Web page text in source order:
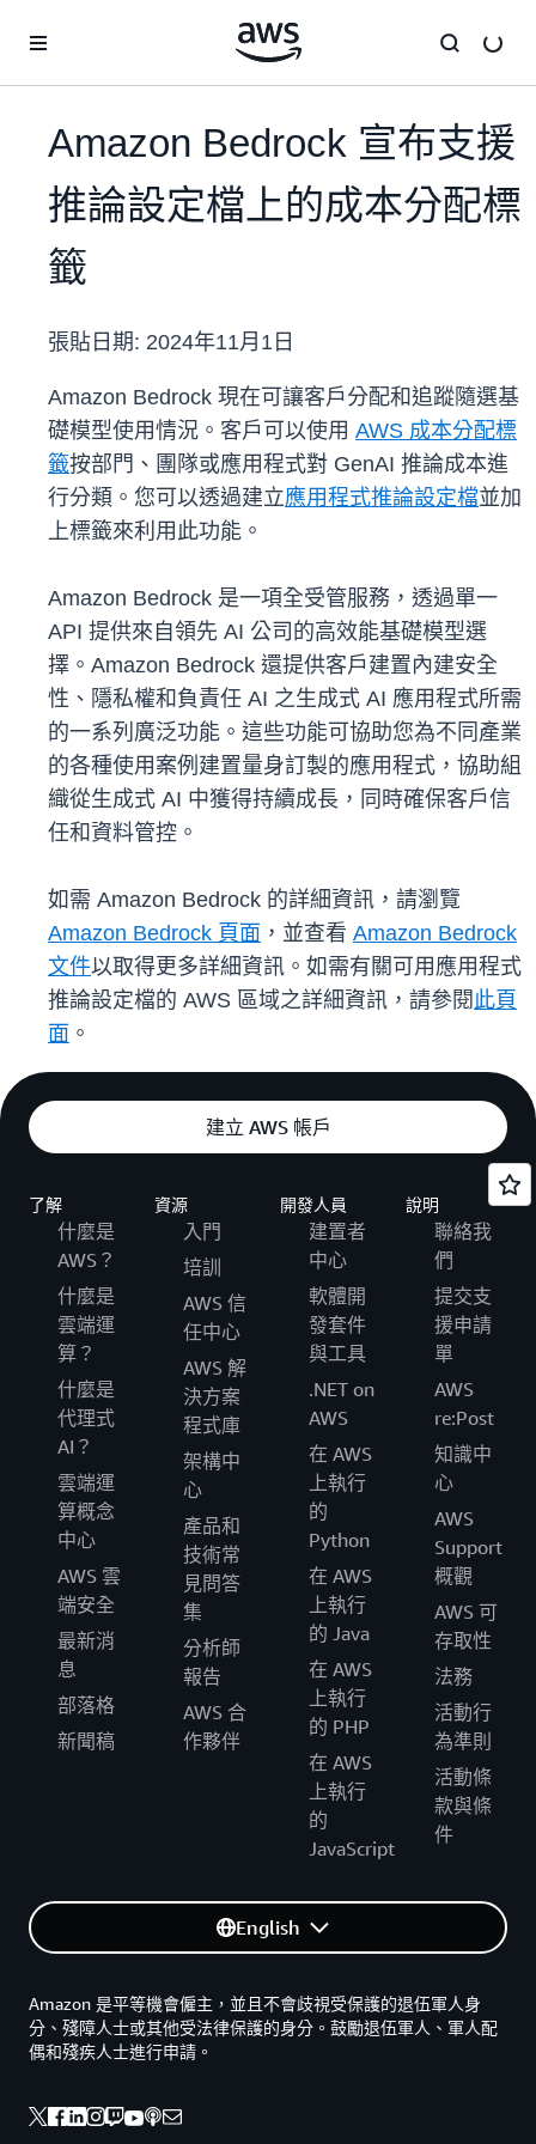
Amazon Bedrock 宣布支援
推論設定檔上的成本分配標
籤
張貼日期: 2024年11月1日
Amazon Bedrock 現在可讓客戶分配和追蹤隨選基
礎模型使用情況。客戶可以使用 AWS 成本分配標
籤按部門、團隊或應用程式對 GenAI 推論成本進
行分類。您可以透過建立應用程式推論設定檔並加
上標籤來利用此功能。
Amazon Bedrock 是一項全受管服務，透過單一
API 提供來自領先 AI 公司的高效能基礎模型選
擇。Amazon Bedrock 還提供客戶建置內建安全
性、隱私權和負責任 AI 之生成式 AI 應用程式所需
的一系列廣泛功能。這些功能可協助您為不同產業
的各種使用案例建置量身訂製的應用程式，協助組
織從生成式 AI 中獲得持續成長，同時確保客戶信
任和資料管控。
如需 Amazon Bedrock 的詳細資訊，請瀏覽
Amazon Bedrock 頁面 ，並查看 Amazon Bedrock
文件以取得更多詳細資訊。如需有關可用應用程式
推論設定檔的 AWS 區域之詳細資訊，請參閱此頁
面 。
建立 AWS 帳戶
了解
什麼是
AWS？
什麼是
雲端運
算？
什麼是
代理式
AI？
雲端運
算概念
中心
AWS 雲
端安全
最新消
息
部落格
新聞稿
資源
入門
培訓
AWS 信
任中心
AWS 解
決方案
程式庫
架構中
心
產品和
技術常
見問答
集
分析師
報告
AWS 合
作夥伴
開發人員
建置者
中心
軟體開
發套件
與工具
.NET on
AWS
在 AWS
上執行
的
Python
在 AWS
上執行
的 Java
在 AWS
上執行
的 PHP
在 AWS
上執行
的
JavaScript
說明
聯絡我
們
提交支
援申請
單
AWS
re:Post
知識中
心
AWS
Support
概觀
AWS 可
存取性
法務
活動行
為準則
活動條
款與條
件
English
Amazon 是平等機會僱主，並且不會歧視受保護的退伍軍人身
分、殘障人士或其他受法律保護的身分。鼓勵退伍軍人、軍人配
偶和殘疾人士進行申請。